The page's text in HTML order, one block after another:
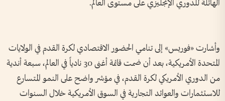
الهائلة للدوري الإنجليزي على مستوى العالم.
وأشارت «فوربس» إلى تنامي الحضور الاقتصادي لكرة القدم في الولايات
المتحدة الأمريكية، بعد أن ضمت قائمة أغنى 30 نادياً في العالم، سبعة أندية
من الدوري الأمريكي لكرة القدم، في مؤشر واضح على النمو المتسارع
للاستثمارات والعوائد التجارية في السوق الأمريكية خلال السنوات